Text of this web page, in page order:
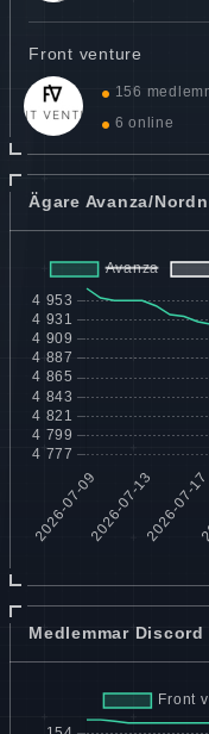
Front venture
156
6 online
Ägare Avanza/
Medlemmar Discord